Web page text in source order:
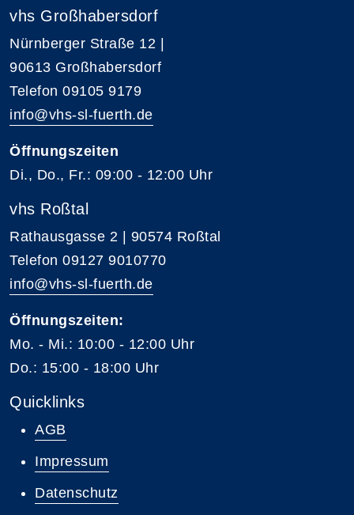
vhs Großhabersdorf
Nürnberger Straße 12 |
90613 Großhabersdorf
Telefon 09105 9179
info@vhs-sl-fuerth.de
Öffnungszeiten
Di., Do., Fr.: 09:00 - 12:00 Uhr
vhs Roßtal
Rathausgasse 2 | 90574 Roßtal
Telefon 09127 9010770
info@vhs-sl-fuerth.de
Öffnungszeiten:
Mo. - Mi.: 10:00 - 12:00 Uhr
Do.: 15:00 - 18:00 Uhr
Quicklinks
AGB
Impressum
Datenschutz